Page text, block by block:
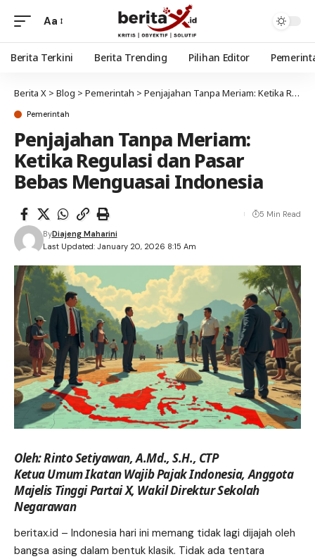
Aa
Berita Terkini Berita Trending Pilihan Editor
Berita X > Blog > Pemerintah > Penjajahan Tanpa Meriam: Ketika Regulasi dan Pasar Bebas Menguasai Indonesia
Pemerintah
Penjajahan Tanpa Meriam:
Ketika Regulasi dan Pasar
Bebas Menguasai Indonesia
Last Updated: January 20, 2026 8:15 Am
ByDiajeng Maharini
5 Min Read
Oleh: Rinto Setiyawan, A.Md., S.H., CTP
Ketua Umum Ikatan Wajib Pajak Indonesia, Anggota
Majelis Tinggi Partai X, Wakil Direktur Sekolah
Negarawan
beritax.id – Indonesia hari ini memang tidak lagi dijajah oleh
bangsa asing dalam bentuk klasik. Tidak ada tentara